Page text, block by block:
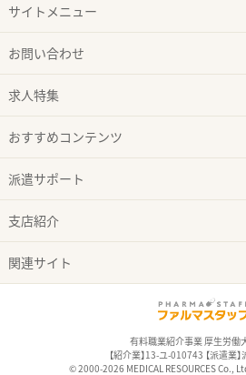
サイトメニュー
お問い合わせ
求人特集
おすすめコンテンツ
派遣サポート
支店紹介
関連サイト
有料職業紹介事業 厚生労働
【紹介業】13-ユ-010743 【派遣業
© 2000-2026 MEDICAL RESOURCES Co.,